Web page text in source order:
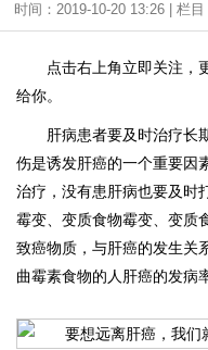
时间：2019-10-20 13:26 | 栏目
点击右上角立即关注，
给你。
肝病患者要及时治疗长
伤是诱发肝癌的一个重要因
治疗，没有患肝病也要及时
霉变、变质食物霉变、变质
致癌物质，与肝癌的发生关
曲霉素食物的人肝癌的发病